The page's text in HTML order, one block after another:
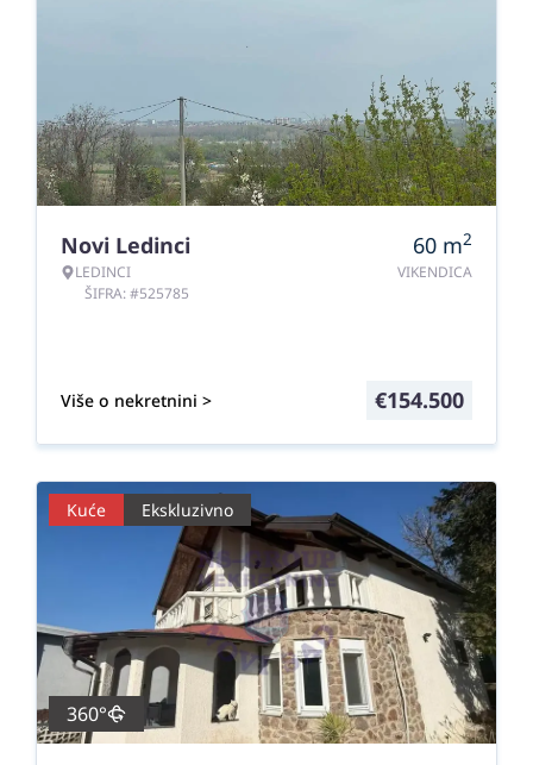
Novi Ledinci
LEDINCI
ŠIFRA: #525785
60 m2
VIKENDICA
Više o nekretnini > €154.500
Kuće Ekskluzivno
360°